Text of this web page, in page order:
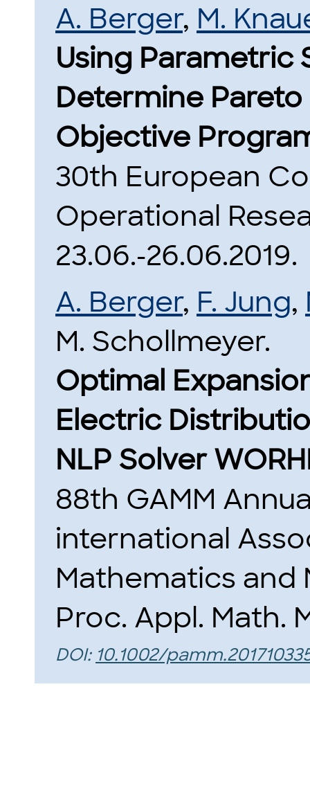
A. Berger, M.
Using Parametric
Determine
Objective
30th European
Operational
23.06.-26.06.2019.
A. Berger, F. Jung,
M. Schollmeyer.
Optimal
Electric
NLP Solver
88th GAMM
international
Mathematics and
Proc. Appl. Math.
DOI: 10.1002/